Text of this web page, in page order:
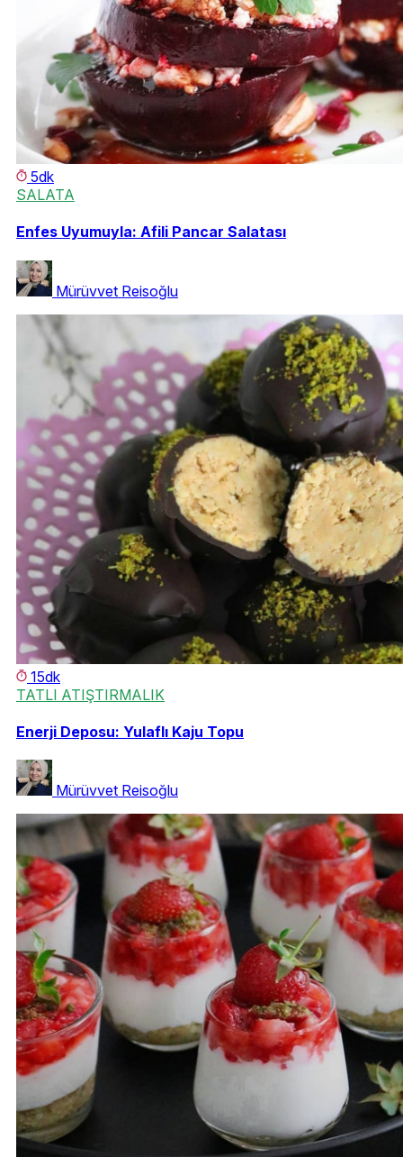
5dk
SALATA
Enfes Uyumuyla: Afili Pancar Salatası
Mürüvvet Reisoğlu
15dk
TATLI ATIŞTIRMALIK
Enerji Deposu: Yulaflı Kaju Topu
Mürüvvet Reisoğlu